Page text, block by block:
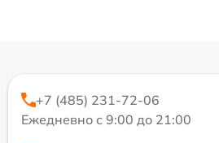
+7 (485) 231-72-06
Ежедневно с 9:00 до 21:00